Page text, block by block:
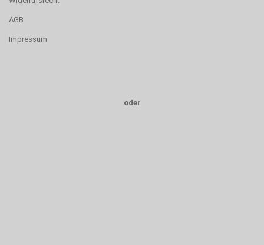
AGB
Impressum
oder